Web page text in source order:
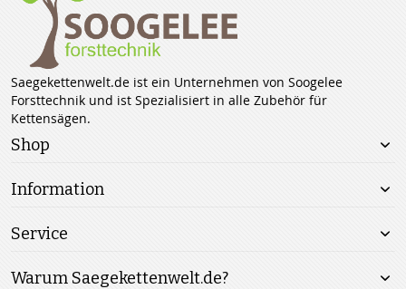
Saegekettenwelt.de ist ein Unternehmen von Soogelee
Forsttechnik und ist Spezialisiert in alle Zubehör für
Kettensägen.
Shop
Information
Service
Warum Saegekettenwelt.de?